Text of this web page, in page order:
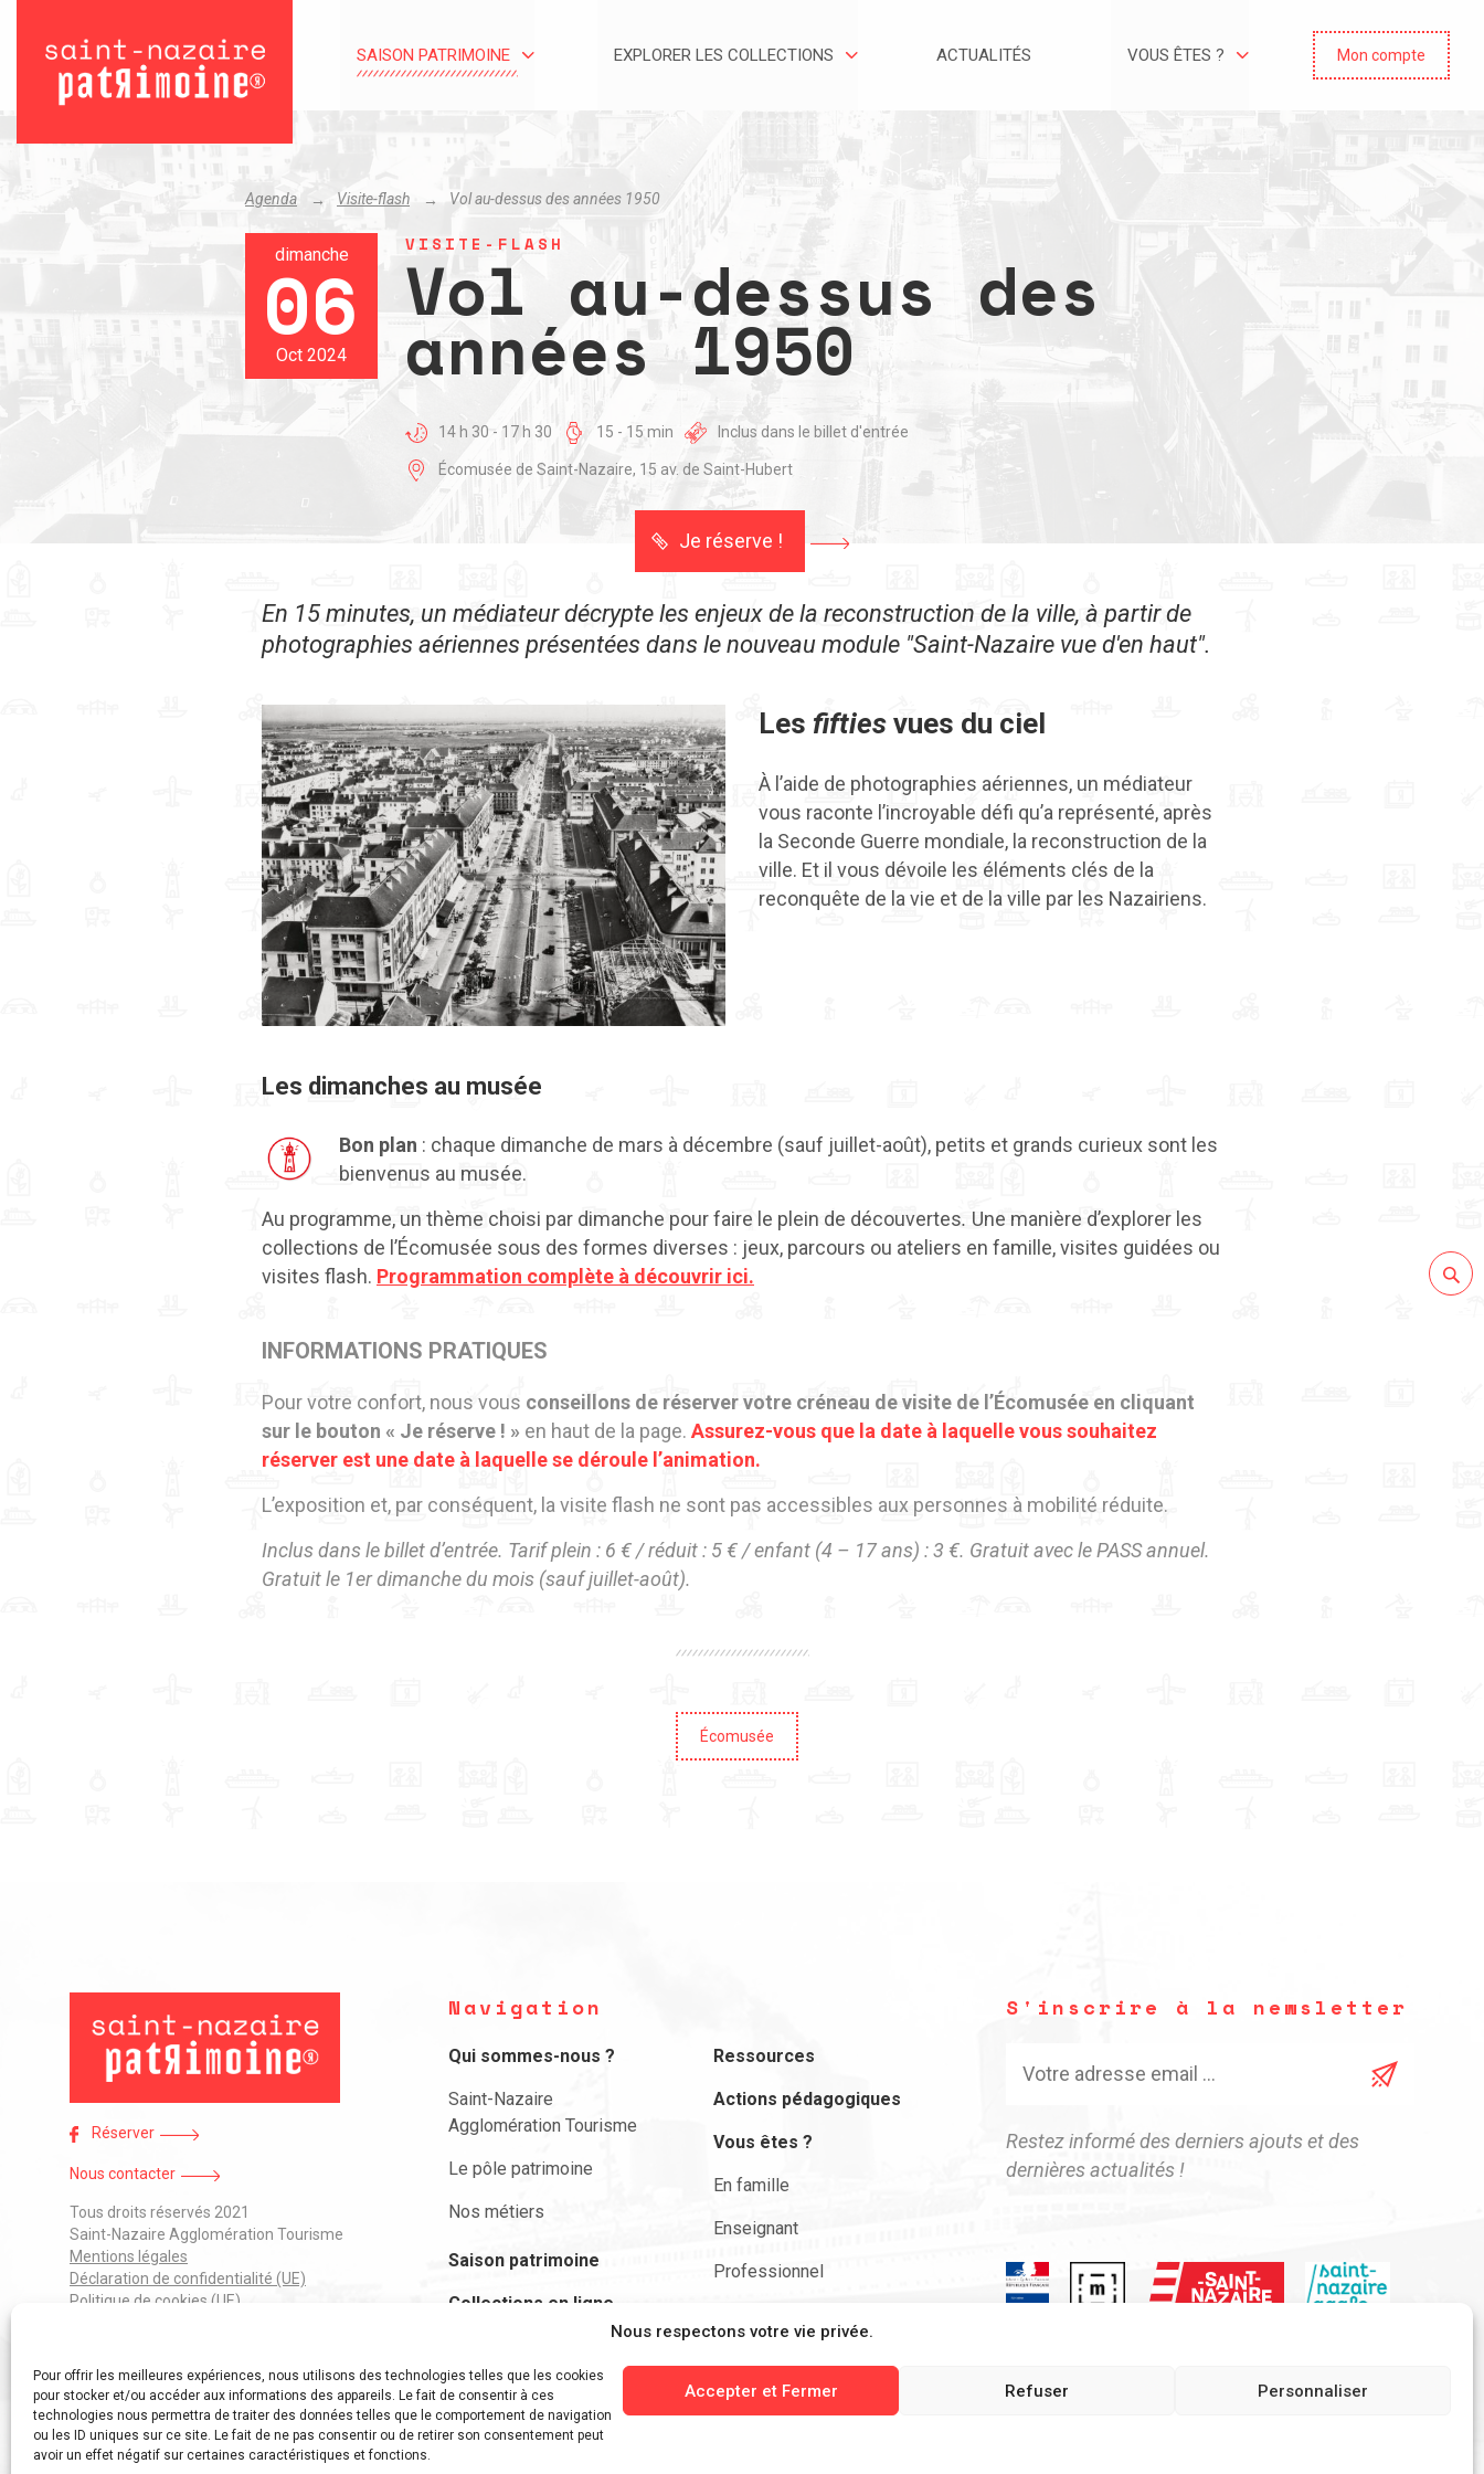
Nous respectons votre vie privée.
Pour offrir les meilleures expériences, nous utilisons des technologies telles que les cookies
pour stocker et/ou accéder aux informations des appareils. Le fait de consentir à ces
technologies nous permettra de traiter des données telles que le comportement de navigation
ou les ID uniques sur ce site. Le fait de ne pas consentir ou de retirer son consentement peut
avoir un effet négatif sur certaines caractéristiques et fonctions.
Accepter et Fermer Refuser Personnaliser
SAISON PATRIMOINE EXPLORER LES COLLECTIONS ACTUALITÉS VOUS ÊTES ? Mon compte
Agenda Visite-flash Vol au-dessus des années 1950
dimanche
06
Oct 2024
VISITE-FLASH
Vol au-dessus des
années 1950
14 h 30 - 17 h 30 15 - 15 min Inclus dans le billet d'entrée
Écomusée de Saint-Nazaire, 15 av. de Saint-Hubert
Je réserve !
En 15 minutes, un médiateur décrypte les enjeux de la reconstruction de la ville, à partir de
photographies aériennes présentées dans le nouveau module "Saint-Nazaire vue d'en haut".
Les fifties vues du ciel
À l’aide de photographies aériennes, un médiateur
vous raconte l’incroyable défi qu’a représenté, après
la Seconde Guerre mondiale, la reconstruction de la
ville. Et il vous dévoile les éléments clés de la
reconquête de la vie et de la ville par les Nazairiens.
Les dimanches au musée
Bon plan : chaque dimanche de mars à décembre (sauf juillet-août), petits et grands curieux sont les
bienvenus au musée.
Au programme, un thème choisi par dimanche pour faire le plein de découvertes. Une manière d’explorer les
collections de l’Écomusée sous des formes diverses : jeux, parcours ou ateliers en famille, visites guidées ou
visites flash. Programmation complète à découvrir ici.
INFORMATIONS PRATIQUES
Pour votre confort, nous vous conseillons de réserver votre créneau de visite de l’Écomusée en cliquant
sur le bouton « Je réserve ! » en haut de la page. Assurez-vous que la date à laquelle vous souhaitez
réserver est une date à laquelle se déroule l’animation.
L’exposition et, par conséquent, la visite flash ne sont pas accessibles aux personnes à mobilité réduite.
Inclus dans le billet d’entrée. Tarif plein : 6 € / réduit : 5 € / enfant (4 – 17 ans) : 3 €. Gratuit avec le PASS annuel.
Gratuit le 1er dimanche du mois (sauf juillet-août).
Écomusée
Réserver
Nous contacter
Tous droits réservés 2021
Saint-Nazaire Agglomération Tourisme
Mentions légales
Déclaration de confidentialité (UE)
Politique de cookies (UE)
Navigation
Qui sommes-nous ?
Saint-Nazaire
Agglomération Tourisme
Le pôle patrimoine
Nos métiers
Saison patrimoine
Collections en ligne
Participer
Ressources
Actions pédagogiques
Vous êtes ?
En famille
Enseignant
Professionnel
Nous contacter
Rechercher
S'inscrire à la newsletter
Restez informé des derniers ajouts et des
dernières actualités !